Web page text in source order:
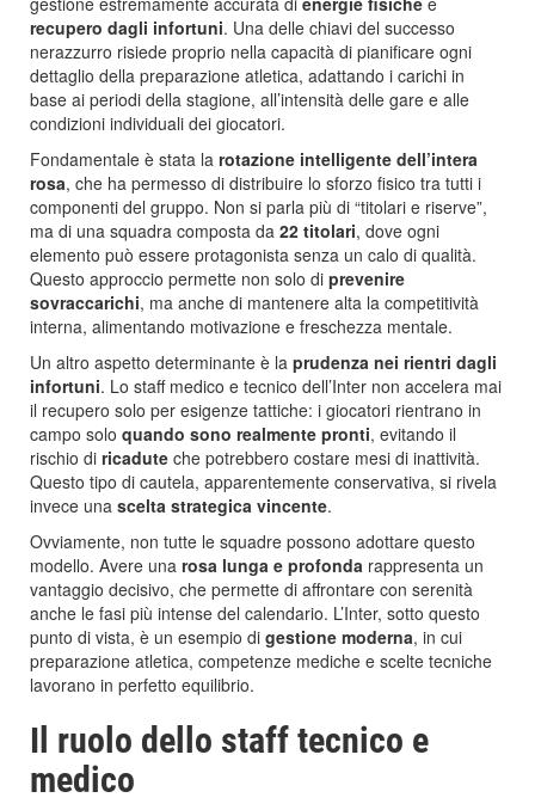
recupero dagli infortuni. Una delle chiavi del successo
nerazzurro risiede proprio nella capacità di pianificare ogni
dettaglio della preparazione atletica, adattando i carichi in
base ai periodi della stagione, all’intensità delle gare e alle
condizioni individuali dei giocatori.
Fondamentale è stata la rotazione intelligente dell’intera
rosa, che ha permesso di distribuire lo sforzo fisico tra tutti i
componenti del gruppo. Non si parla più di “titolari e riserve”,
ma di una squadra composta da 22 titolari, dove ogni
elemento può essere protagonista senza un calo di qualità.
Questo approccio permette non solo di prevenire
sovraccarichi, ma anche di mantenere alta la competitività
interna, alimentando motivazione e freschezza mentale.
Un altro aspetto determinante è la prudenza nei rientri dagli
infortuni. Lo staff medico e tecnico dell’Inter non accelera mai
il recupero solo per esigenze tattiche: i giocatori rientrano in
campo solo quando sono realmente pronti, evitando il
rischio di ricadute che potrebbero costare mesi di inattività.
Questo tipo di cautela, apparentemente conservativa, si rivela
invece una scelta strategica vincente.
Ovviamente, non tutte le squadre possono adottare questo
modello. Avere una rosa lunga e profonda rappresenta un
vantaggio decisivo, che permette di affrontare con serenità
anche le fasi più intense del calendario. L’Inter, sotto questo
punto di vista, è un esempio di gestione moderna, in cui
preparazione atletica, competenze mediche e scelte tecniche
lavorano in perfetto equilibrio.
Il ruolo dello staff tecnico e
medico